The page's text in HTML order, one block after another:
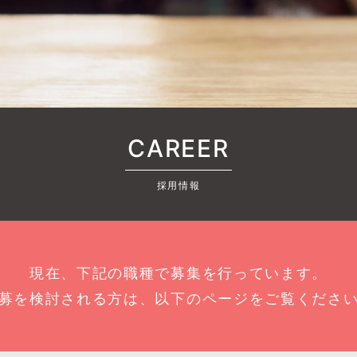
CAREER
採用情報
現在、下記の職種で募集を行っています。
を検討される方は、以下のページをご覧くださ